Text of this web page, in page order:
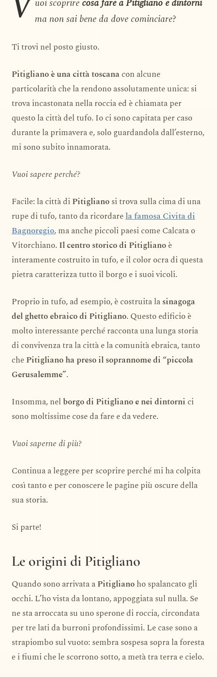
V uoi scoprire cosa fare a Pitigliano e dintorni
ma non sai bene da dove cominciare?
Ti trovi nel posto giusto.
Pitigliano è una città toscanacon alcune
particolarità che la rendono assolutamente unica: si
trova incastonata nella roccia ed è chiamata per
questo la città del tufo. Io ci sono capitata per caso
durante la primavera e, solo guardandola dall’esterno,
mi sono subito innamorata.
Vuoi sapere perché?
Facile: la città diPitiglianosi trova sulla cima di una
rupe di tufo, tanto da ricordarela famosa Civita di
Bagnoregio, ma anche piccoli paesi come Calcata o
Vitorchiano. Il centro storico di Pitiglianoè
interamente costruito in tufo, e il color ocra di questa
pietra caratterizza tutto il borgo e i suoi vicoli.
Proprio in tufo, ad esempio, è costruita lasinagoga
del ghetto ebraico di Pitigliano. Questo edificio è
molto interessante perché racconta una lunga storia
di convivenza tra la città e la comunità ebraica, tanto
chePitigliano ha preso il soprannome di “piccola
Gerusalemme”.
Insomma, nelborgo di Pitigliano e nei dintorni ci
sono moltissime cose da fare e da vedere.
Vuoi saperne di più?
Continua a leggere per scoprire perché mi ha colpita
così tanto e per conoscere le pagine più oscure della
sua storia.
Si parte!
Le origini di Pitigliano
Quando sono arrivata aPitiglianoho spalancato gli
occhi. L’ho vista da lontano, appoggiata sul nulla. Se
ne sta arroccata su uno sperone di roccia, circondata
per tre lati da burroni profondissimi. Le case sono a
strapiombo sul vuoto: sembra sospesa sopra la foresta
e i fiumi che le scorrono sotto, a metà tra terra e cielo.